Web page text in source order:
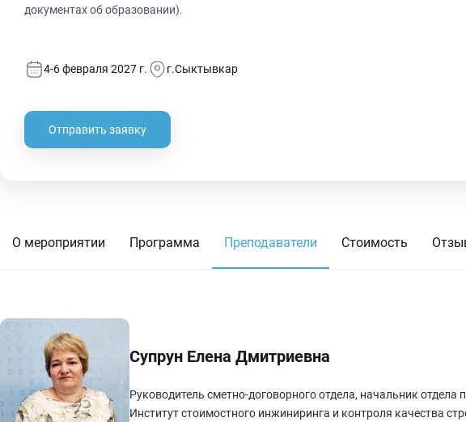
документах об образовании).
4-6 февраля 2027 г. г.Сыктывкар
Отправить заявку
О мероприятии Программа Преподаватели Стоимость
Супрун Елена Дмитриевна
Руководитель сметно-договорного отдела, начальник отдела
Институт стоимостного инжиниринга и контроля качества